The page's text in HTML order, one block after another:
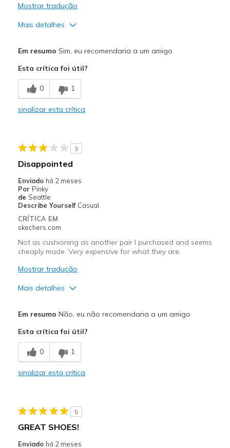
Mostrar tradução
Mais detalhes
Breathe Well
Comfortable
Going Out
Travel
Sizing
Feels true to size
Em resumo Sim, eu recomendaria a um amigo
Esta crítica foi útil?
0 1
sinalizar esta crítica
3
Disappointed
Enviado há 2 meses
Por Pinky
de Seattle
Describe Yourself Casual
CRÍTICA EM
skechers.com
Not as cushioning as another pair I purchased and seems
cheaply made. Very expensive for what they are.
Mostrar tradução
Mais detalhes
Contras
Poor Cushioning
Poor Quality
Casual Wear
Em resumo Não, eu não recomendaria a um amigo
Esta crítica foi útil?
0 1
sinalizar esta crítica
5
GREAT SHOES!
Enviado há 2 meses